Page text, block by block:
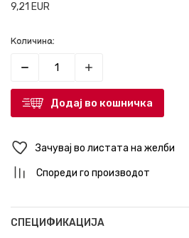
9,21 EUR
Количина:
Додај во кошничка
Зачувај во листата на желби
Спореди го производот
СПЕЦИФИКАЦИЈА